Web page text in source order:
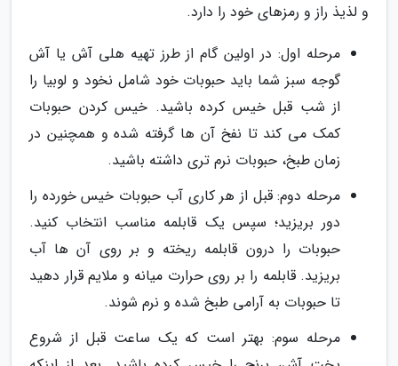
و لذیذ راز و رمزهای خود را دارد.
مرحله اول: در اولین گام از طرز تهیه هلی آش یا آش
گوجه سبز شما باید حبوبات خود شامل نخود و لوبیا را
از شب قبل خیس کرده باشید. خیس کردن حبوبات
کمک می کند تا نفخ آن ها گرفته شده و همچنین در
زمان طبخ، حبوبات نرم تری داشته باشید.
مرحله دوم: قبل از هر کاری آب حبوبات خیس خورده را
دور بریزید؛ سپس یک قابلمه مناسب انتخاب کنید.
حبوبات را درون قابلمه ریخته و بر روی آن ها آب
بریزید. قابلمه را بر روی حرارت میانه و ملایم قرار دهید
تا حبوبات به آرامی طبخ شده و نرم شوند.
مرحله سوم: بهتر است که یک ساعت قبل از شروع